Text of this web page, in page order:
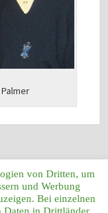
von Dritten, um
und Werbung
Bei einzelnen